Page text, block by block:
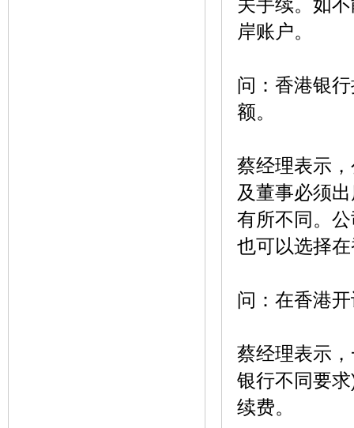
关手续。如
岸账户。
问：香港银
额。
蔡经理表示
及董事必须
有所不同。
也可以选择
问：在香港
蔡经理表示
银行不同要
续费。